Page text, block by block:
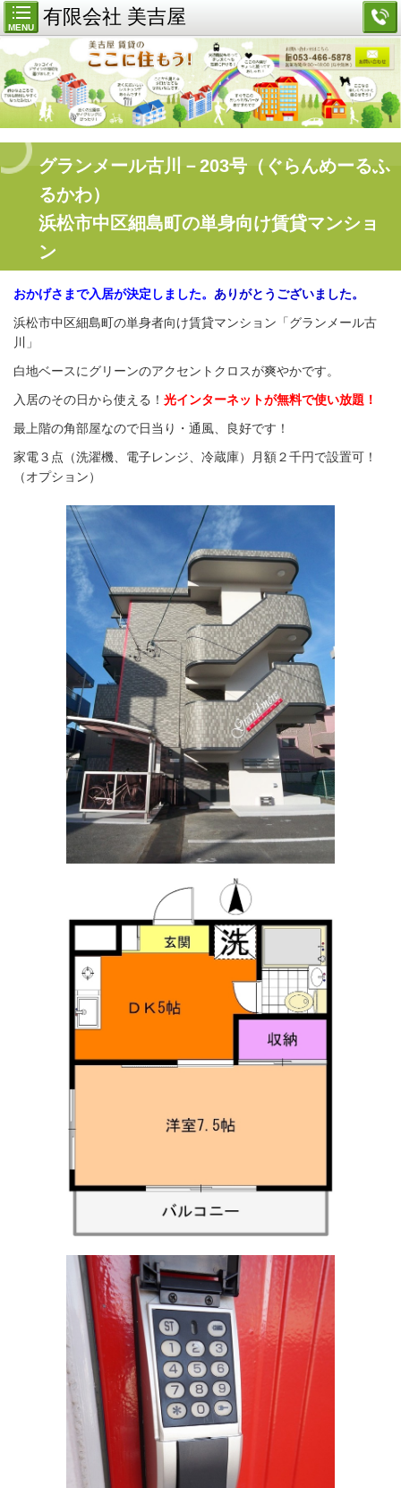
MENU 有限会社 美吉屋
グランメール古川－203号（ぐらんめーるふ
るかわ）
浜松市中区細島町の単身向け賃貸マンショ
ン
おかげさまで入居が決定しました。 ありがとうございました。
浜松市中区細島町の単身者向け賃貸マンション「グランメール古
川」
白地ベースにグリーンのアクセントクロスが爽やかです。
入居のその日から使える！ 光インターネットが無料で使い放題！
最上階の角部屋なので日当り・通風、良好です！
家電３点（洗濯機、電子レンジ、冷蔵庫）
月額２千円で設置可！
（オプション）